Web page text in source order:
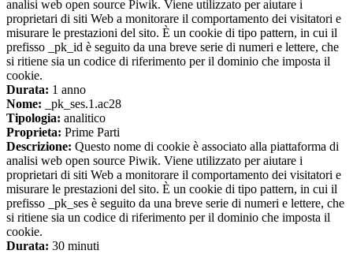
analisi web open source Piwik. Viene utilizzato per aiutare i
proprietari di siti Web a monitorare il comportamento dei visitatori e
misurare le prestazioni del sito. È un cookie di tipo pattern, in cui il
prefisso _pk_id è seguito da una breve serie di numeri e lettere, che
si ritiene sia un codice di riferimento per il dominio che imposta il
cookie.
Durata: 1 anno
Nome: _pk_ses.1.ac28
Tipologia: analitico
Proprieta: Prime Parti
Descrizione: Questo nome di cookie è associato alla piattaforma di
analisi web open source Piwik. Viene utilizzato per aiutare i
proprietari di siti Web a monitorare il comportamento dei visitatori e
misurare le prestazioni del sito. È un cookie di tipo pattern, in cui il
prefisso _pk_ses è seguito da una breve serie di numeri e lettere, che
si ritiene sia un codice di riferimento per il dominio che imposta il
cookie.
Durata: 30 minuti